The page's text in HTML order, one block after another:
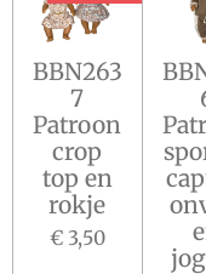
BBN263
7
Patroon
crop
top en
rokje
€ 3,50